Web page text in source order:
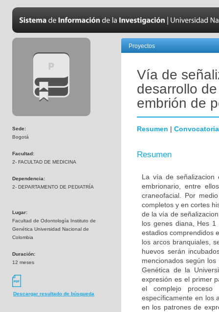
Sede:
Bogotá
Facultad:
2- FACULTAD DE MEDICINA
Dependencia:
2- DEPARTAMENTO DE PEDIATRÍA
Lugar:
Facultad de Odontología Instituto de
Genética Universidad Nacional de
Colombia
Duración:
12 meses
Descargar resultado de búsqueda
Proyectos
Vía de
desarrollo
embrión de
Resumen | Convocatoria
Resumen
La vía de señalizacion
embrionario, entre
craneofacial. Por
completos y en cortes
de la vía de
los genes diana, Hes
estadios comprendidos
los arcos branquiales,
huevos serán
mencionados según
Genética de la
expresión es el primer
el complejo proceso
específicamente en los
en los patrones de